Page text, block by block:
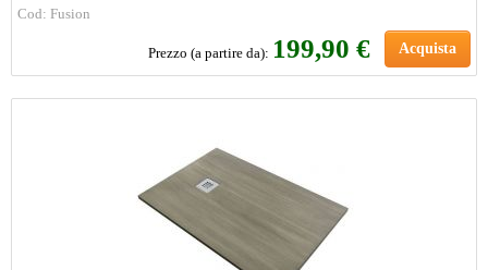
Cod: Fusion
Prezzo (a partire da): 199,90 € Acquista